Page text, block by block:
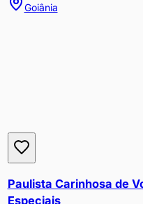
Goiânia
Paulista Carinhosa de
Especiais